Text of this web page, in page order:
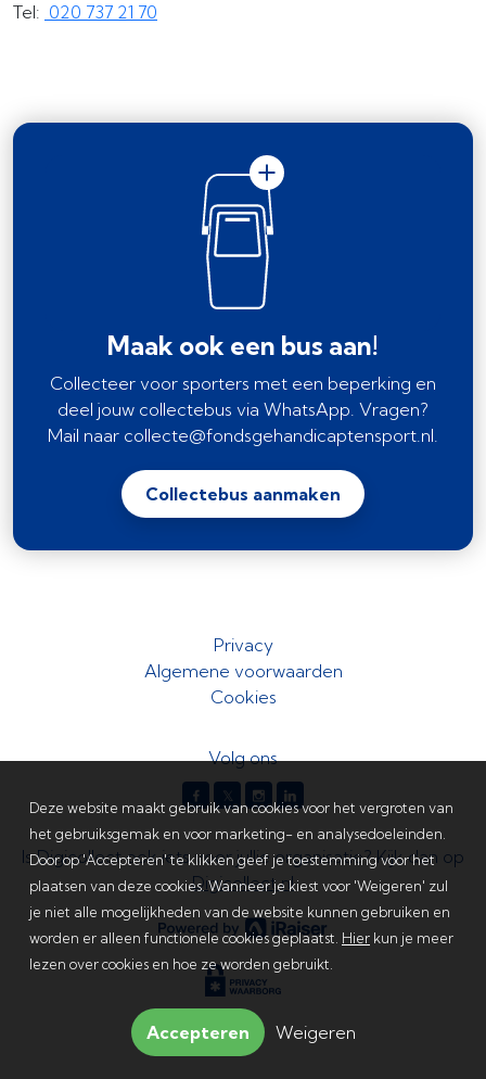
Tel: 020 737 21 70
Maak ook een bus aan!
Collecteer voor sporters met een beperking en
deel jouw collectebus via WhatsApp. Vragen?
Mail naar collecte@fondsgehandicaptensport.nl.
Collectebus aanmaken
Privacy
Algemene voorwaarden
Cookies
Volg ons
𝕏
Is Digicollect ook iets voor jullie organisatie? Kijk dan op
Digicollect.nl
Deze website maakt gebruik van cookies voor het vergroten van
het gebruiksgemak en voor marketing- en analysedoeleinden.
Door op 'Accepteren' te klikken geef je toestemming voor het
plaatsen van deze cookies. Wanneer je kiest voor 'Weigeren' zul
je niet alle mogelijkheden van de website kunnen gebruiken en
worden er alleen functionele cookies geplaatst. Hier kun je meer
lezen over cookies en hoe ze worden gebruikt.
Accepteren Weigeren